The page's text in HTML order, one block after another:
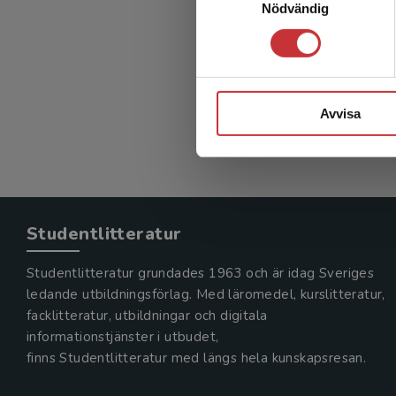
Nödvändig
Avvisa
Studentlitteratur
Studentlitteratur grundades 1963 och är idag Sveriges
ledande utbildningsförlag. Med läromedel, kurslitteratur,
facklitteratur, utbildningar och digitala
informationstjänster i utbudet,
finns Studentlitteratur med längs hela kunskapsresan.